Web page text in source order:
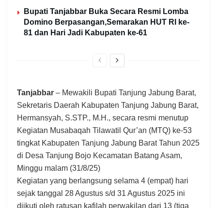
Bupati Tanjabbar Buka Secara Resmi Lomba
Domino Berpasangan,Semarakan HUT RI ke-
81 dan Hari Jadi Kabupaten ke-61
Tanjabbar – Mewakili Bupati Tanjung Jabung Barat,
Sekretaris Daerah Kabupaten Tanjung Jabung Barat,
Hermansyah, S.STP., M.H., secara resmi menutup
Kegiatan Musabaqah Tilawatil Qur’an (MTQ) ke-53
tingkat Kabupaten Tanjung Jabung Barat Tahun 2025
di Desa Tanjung Bojo Kecamatan Batang Asam,
Minggu malam (31/8/25)
Kegiatan yang berlangsung selama 4 (empat) hari
sejak tanggal 28 Agustus s/d 31 Agustus 2025 ini
diikuti oleh ratusan kafilah perwakilan dari 13 (tiga